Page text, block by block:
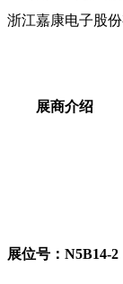
浙江嘉康电子股
展商介绍
展位号：N5B14-2